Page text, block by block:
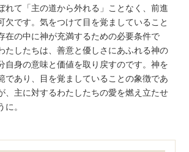
れて「主の道から外れる」ことなく、前進
欠です。気をつけて目を覚ましていること
在の中に神が充満するための必要条件で
たしたちは、善意と優しさにあふれる神の
自身の意味と価値を取り戻すのです。神を
であり、目を覚ましていることの象徴であ
、主に対するわたしたちの愛を燃え立たせ
に。